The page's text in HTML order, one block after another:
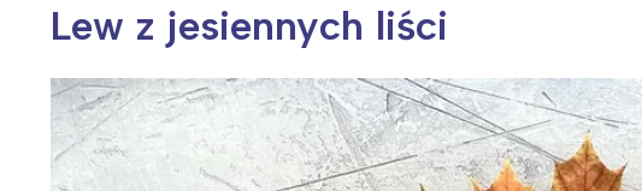
Wiosenny koncert ptaków na płocie Kwitnąca wiśnia i jej płatki
Lew z jesiennych liści